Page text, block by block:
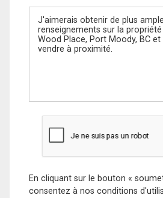
Message
En cliquant sur le bouton «
consentez à nos conditions